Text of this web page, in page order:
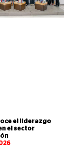
el liderazgo
el sector